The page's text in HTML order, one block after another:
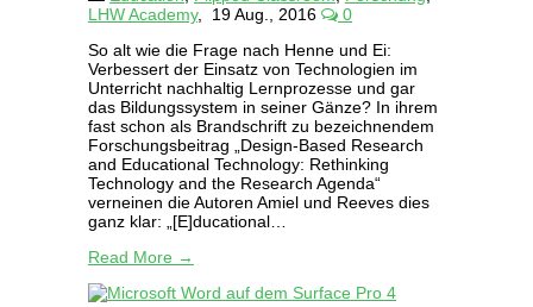
LHW Academy, 19 Aug., 2016
0
So alt wie die Frage nach Henne und Ei:
Verbessert der Einsatz von Technologien im
Unterricht nachhaltig Lernprozesse und gar
das Bildungssystem in seiner Gänze? In ihrem
fast schon als Brandschrift zu bezeichnendem
Forschungsbeitrag „Design-Based Research
and Educational Technology: Rethinking
Technology and the Research Agenda“
verneinen die Autoren Amiel und Reeves dies
ganz klar: „[E]ducational…
Read More →